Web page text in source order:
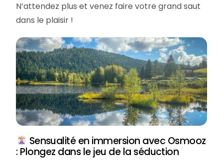
N’attendez plus et venez faire votre grand saut
dans le plaisir !
Sensualité en immersion avec Osmooz
: Plongez dans le jeu de la séduction